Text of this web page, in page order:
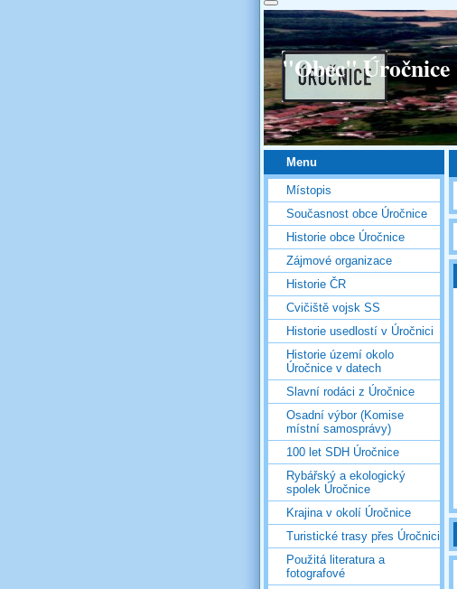
"Obec" Úročnice
Menu
Místopis
Současnost obce Úročnice
Historie obce Úročnice
Zájmové organizace
Historie ČR
Cvičiště vojsk SS
Historie usedlostí v Úročnici
Historie území okolo
Úročnice v datech
Slavní rodáci z Úročnice
Osadní výbor (Komise
místní samosprávy)
100 let SDH Úročnice
Rybářský a ekologický
spolek Úročnice
Krajina v okolí Úročnice
Turistické trasy přes Úročnici
Použitá literatura a
fotografové